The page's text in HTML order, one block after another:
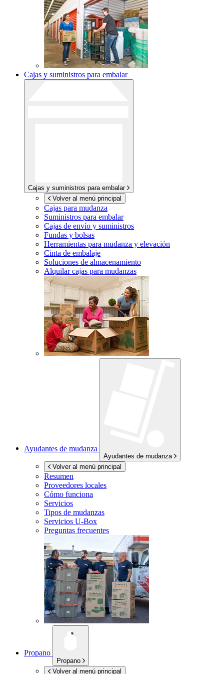
Cajas y suministros para embalar
Cajas y suministros para embalar
Volver al menú principal
Cajas para mudanza
Suministros para embalar
Cajas de envío y suministros
Fundas y bolsas
Herramientas para mudanza y elevación
Cinta de embalaje
Soluciones de almacenamiento
Alquilar cajas para mudanzas
Ayudantes de mudanza
Ayudantes de mudanza
Volver al menú principal
Resumen
Proveedores locales
Cómo funciona
Servicios
Tipos de mudanzas
Servicios U-Box
Preguntas frecuentes
Propano
Propano
Volver al menú principal